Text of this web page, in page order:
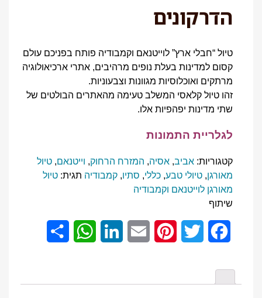
הדרקונים
טיול “חבלי ארץ” לוייטנאם וקמבודיה פותח בפניכם עולם
קסום למדינות בעלת נופים מרהיבים, אתרי ארכיאולוגיה
מרתקים ואוכלוסיות מגוונות וצבעוניות.
זהו טיול קלאסי המשלב טעימה מהאתרים הבולטים של
שתי מדינות יפהפיות אלו.
לגלריית התמונות
קטגוריות: אביב, אסיה, המזרח הרחוק, וייטנאם, טיול
מאורגן, טיולי טבע, כללי, סתיו, קמבודיה תגית: טיול
מאורגן לוייטנאם וקמבודיה
שיתוף
Facebook
Twitter
Pinterest
Email
LinkedIn
WhatsApp